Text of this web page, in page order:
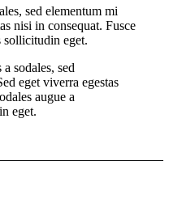
sed elementum mi
nisi in consequat. Fusce
sollicitudin eget.
sodales, sed
eget viverra egestas
augue a
eget.